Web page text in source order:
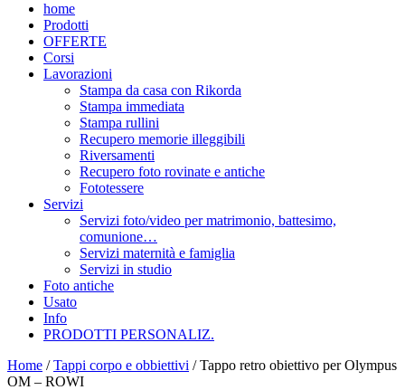
home
Prodotti
OFFERTE
Corsi
Lavorazioni
Stampa da casa con Rikorda
Stampa immediata
Stampa rullini
Recupero memorie illeggibili
Riversamenti
Recupero foto rovinate e antiche
Fototessere
Servizi
Servizi foto/video per matrimonio, battesimo,
comunione…
Servizi maternità e famiglia
Servizi in studio
Foto antiche
Usato
Info
PRODOTTI PERSONALIZ.
Home /Tappi corpo e obbiettivi / Tappo retro obiettivo per Olympus
OM – ROWI